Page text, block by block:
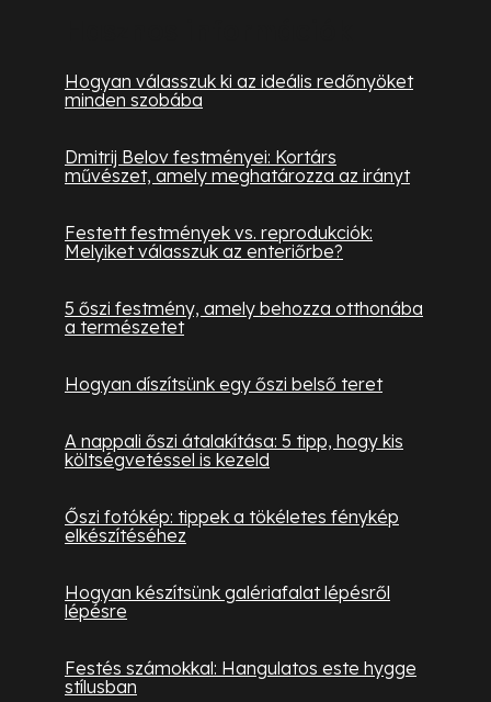
Hogyan válasszuk ki az ideális redőnyöket
minden szobába
Dmitrij Belov festményei: Kortárs
művészet, amely meghatározza az irányt
Festett festmények vs. reprodukciók:
Melyiket válasszuk az enteriőrbe?
5 őszi festmény, amely behozza otthonába
a természetet
Hogyan díszítsünk egy őszi belső teret
A nappali őszi átalakítása: 5 tipp, hogy kis
költségvetéssel is kezeld
Őszi fotókép: tippek a tökéletes fénykép
elkészítéséhez
Hogyan készítsünk galériafalat lépésről
lépésre
Festés számokkal: Hangulatos este hygge
stílusban